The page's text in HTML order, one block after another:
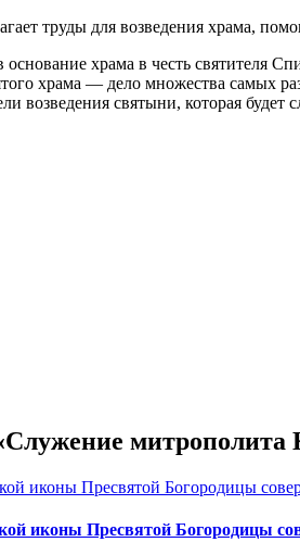
труды для возведения храма,
храма в честь святителя
храма — дело множества
возведения святыни, которая
митрополита
иконы Пресвятой Богородицы